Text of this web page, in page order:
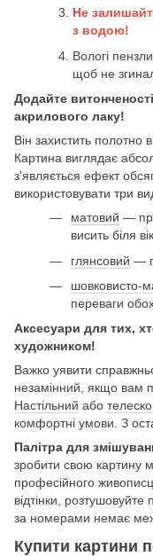
Не
з водою!
Вологі
щоб не
Додайте
акрилового лаку!
Він захистить полотно
Картина виглядає
з'являється ефект
використовувати три
матовий —
висить біля
глянсовий —
шовковисто-
переваги
Аксесуари для тих,
художником!
Важко уявити
незамінний, якщо вам
Настільний або
комфортні умови. З
Палітра для
зробити свою картину
професійного
відтінки,
за номерами немає
Купити картини